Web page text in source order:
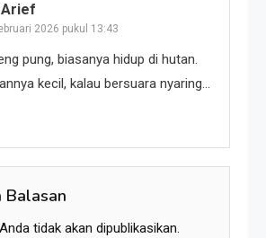
2026 pukul 13:43
pung, biasanya hidup di hutan.
kecil, kalau bersuara nyaring…
Balasan
tidak akan dipublikasikan.